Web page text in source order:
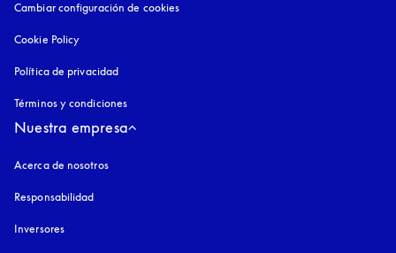
Cambiar configuración de cookies
Cookie Policy
Política de privacidad
Términos y condiciones
Nuestra empresa
Acerca de nosotros
Responsabilidad
Inversores